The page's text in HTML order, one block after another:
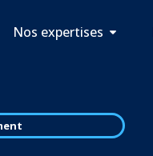
Nos expertises